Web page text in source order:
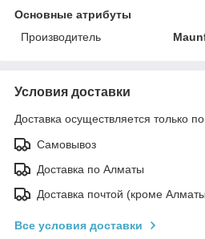
Основные атрибуты
Производитель
Условия доставки
Доставка осуществляется только
Самовывоз
Доставка по Алматы
Доставка почтой (кроме
Все условия доставки